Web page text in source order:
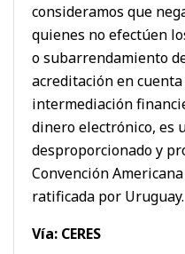
consideramos que
quienes no efectúen
o subarrendamiento
acreditación en
intermediación
dinero electrónico, es
desproporcionado y
Convención
ratificada por Uruguay.
Vía: CERES